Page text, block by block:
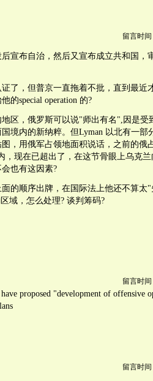
留言时间
宣布自治，然后又宣布成立共和国，
了，但普京一直拖着不批，直到最近
的special operation 的?
区，俄罗斯可以说"师出有名",因是受
境内的新纳粹。但Lyman 以北有一部
，用俄军占领地面积说话，之前的俄
，现在已超出了，在这节骨眼上乌克
也有这因素?
的顺序出牌，在国际法上他还不算太
域，怎么处理? 谈判筹码?
留言时间
have proposed "development of offensive
留言时间